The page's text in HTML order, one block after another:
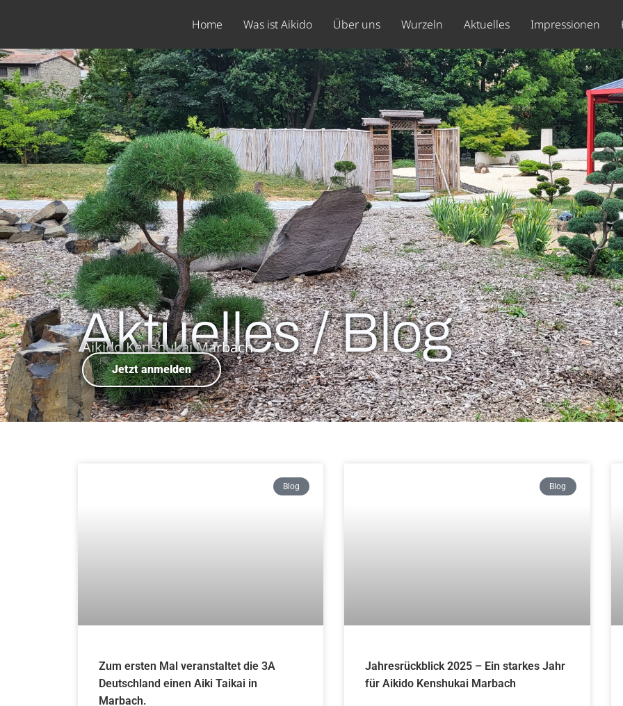
Home Was ist Aikido Über uns Wurzeln Aktuelles Impressionen
Aktuelles / Blog
Aikido Kenshukai Marbach
Jetzt anmelden
Blog
Zum ersten Mal veranstaltet die 3A
Deutschland einen Aiki Taikai in
Marbach.
Blog
Jahresrückblick 2025 – Ein starkes Jahr
für Aikido Kenshukai Marbach